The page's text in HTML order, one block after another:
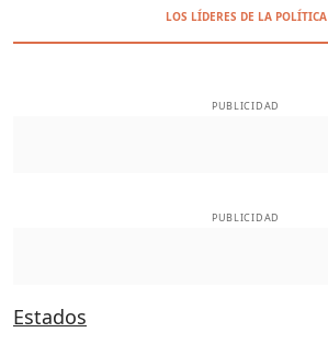
LOS LÍDERES DE LA POLÍTICA
PUBLICIDAD
PUBLICIDAD
Estados